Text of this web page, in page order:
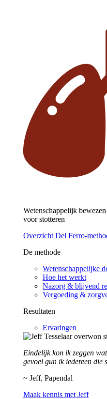
Wetenschappelijk
voor stotteren
Overzicht Del Ferro-
De methode
Wetenschappelijke
Hoe het werkt
Nazorg & blijvend
Vergoeding &
Resultaten
Ervaringen
Eindelijk kon ik zeggen
gevoel gun ik iedereen die
~ Jeff, Papendal
Maak kennis met Jeff